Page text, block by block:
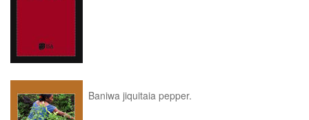
Baniwa jiquitaia pepper.